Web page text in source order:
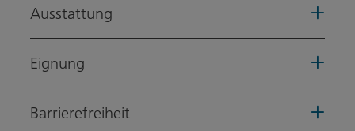
Ausstattung
Eignung
Barrierefreiheit